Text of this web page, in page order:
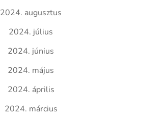
2024. augusztus
2024. július
2024. június
2024. május
2024. április
2024. március